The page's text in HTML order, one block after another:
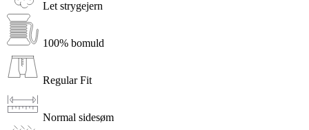
Let strygejern
100% bomuld
Regular Fit
Normal sidesøm